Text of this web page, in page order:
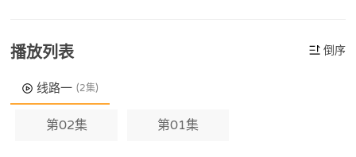
播放列表 倒序
线路一 (2集)
第02集 第01集